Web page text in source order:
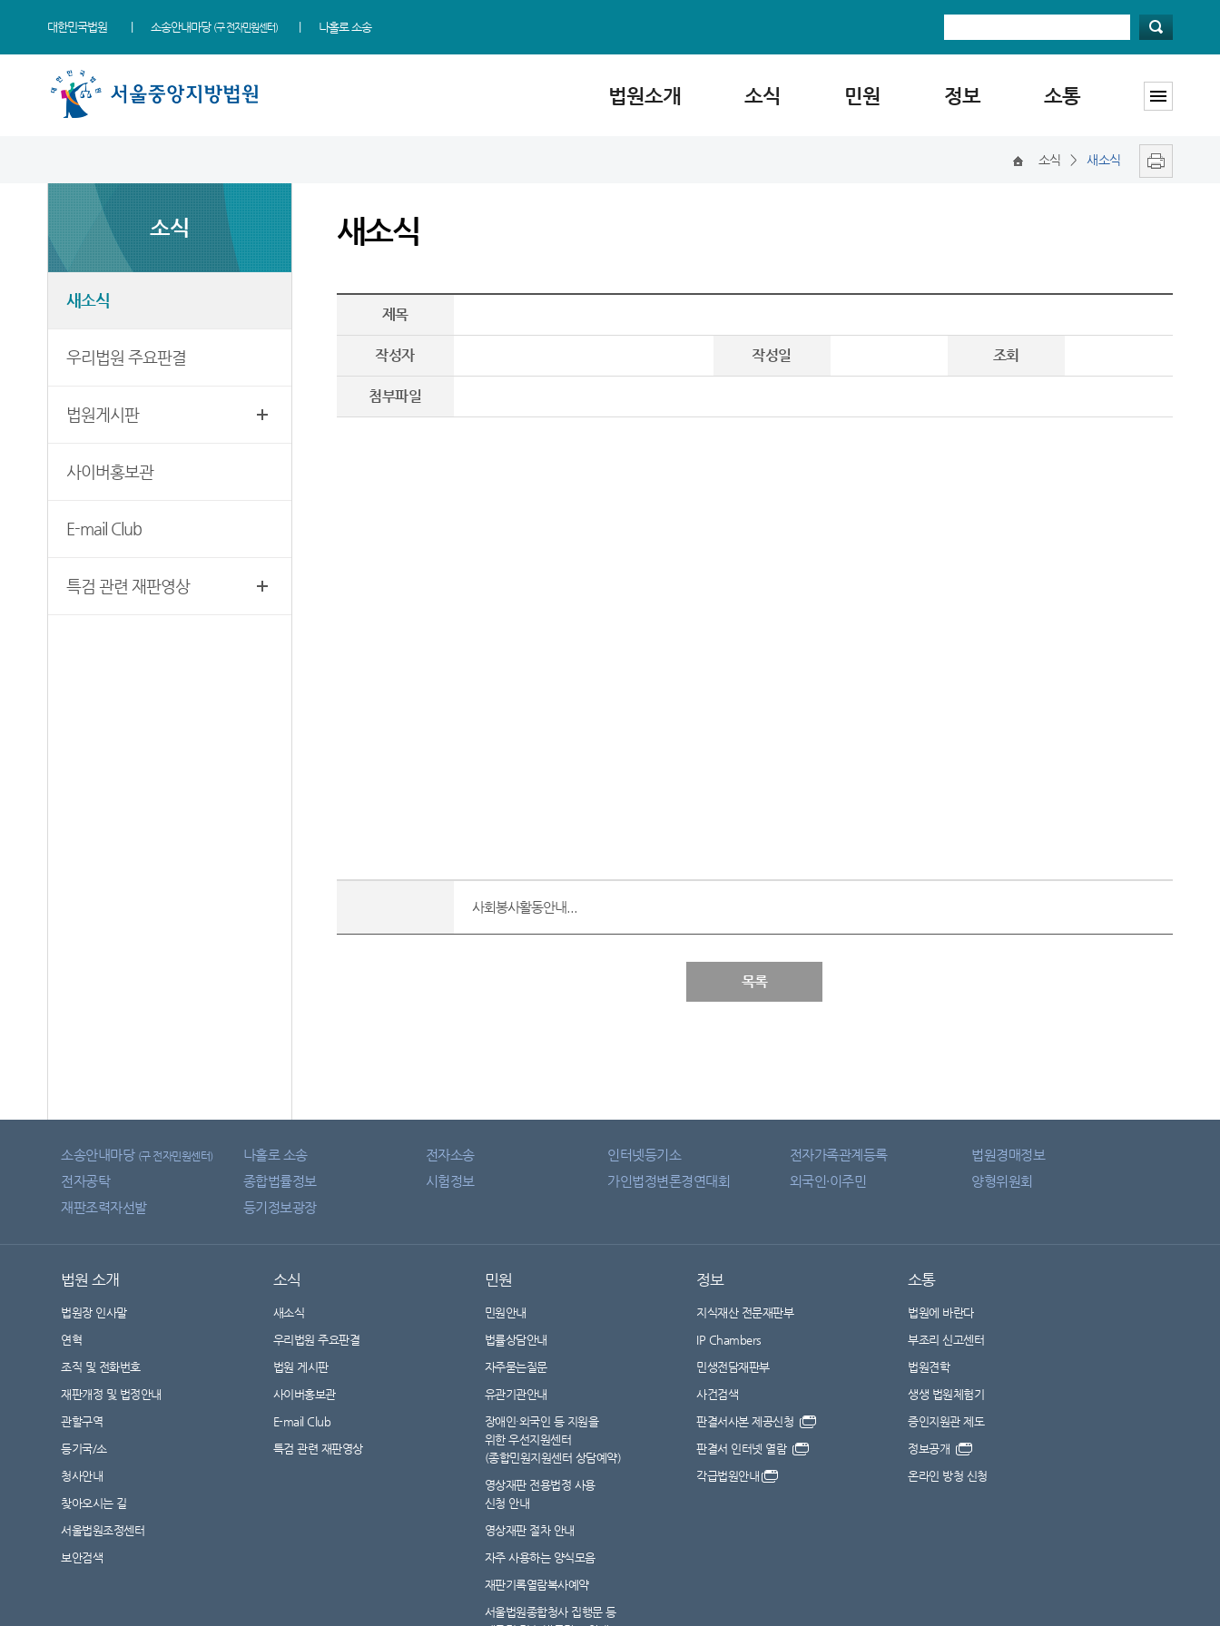
대한민국법원 소송안내마당 (구 전자민원센터) 나홀로 소송
법원소개 소식 민원 정보 소통
조직 및 전화번호
등기국/소
찾아오시는 길
보안검색
우리법원 주요판결
법원 게시판
특검 관련 재판영상
법률상담안내
자주묻는질문
(종합민원지원센터 상담예약)
신청 안내
자주 사용하는 양식모음
서울법원종합청사 집행문 등
지식재산 전문재판부
IP Chambers
민생전담재판부
판결서 인터넷열람
부조리 신고센터
법원견학
정보공개
소식 > 새소식
소식
새소식
우리법원 주요판결
법원게시판
사이버홍보관
E-mail Club
특검 관련 재판영상
새소식
제목
작성자 작성일 조회
첨부파일
사회봉사활동안내...
목록
소송안내마당 (구 전자민원센터) 나홀로 소송 전자소송 인터넷등기소 전자가족관계등록
법원경매정보
전자공탁
종합법률정보 시험정보 가인법정변론경연대회 외국인·이주민
양형위원회
재판조력자선발
등기정보광장
법원 소개
법원장 인사말
연혁
조직 및 전화번호
재판개정 및 법정안내
관할구역
등기국/소
청사안내
찾아오시는 길
서울법원조정센터
보안검색
소식
새소식
우리법원 주요판결
법원 게시판
사이버홍보관
E-mail Club
특검 관련 재판영상
민원
민원안내
법률상담안내
자주묻는질문
유관기관안내
장애인·외국인 등 지원을
위한 우선지원센터
(종합민원지원센터 상담예약)
영상재판 전용법정 사용
신청 안내
영상재판 절차 안내
자주 사용하는 양식모음
재판기록열람복사예약
서울법원종합청사 집행문 등
정보
지식재산 전문재판부
IP Chambers
민생전담재판부
사건검색
판결서사본 제공신청
판결서 인터넷 열람
각급법원안내
소통
법원에 바란다
부조리 신고센터
법원견학
생생 법원체험기
증인지원관 제도
정보공개
온라인 방청 신청